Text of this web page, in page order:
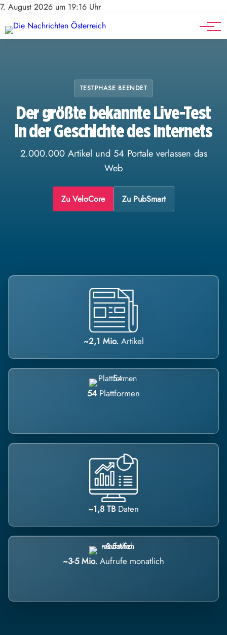
7. August 2026 um 19:16 Uhr
Mediadaten
Werbung
Stellenangebote
Veranstaltungen
TESTPHASE BEENDET
Der größte bekannte Live-Test
in der Geschichte des Internets
2.000.000 Artikel und 54 Portale verlassen das
Web
Zu VeloCore Zu PubSmart
~2,1 Mio. Artikel
54 Plattformen
~1,8 TB Daten
~3-5 Mio. Aufrufe monatlich